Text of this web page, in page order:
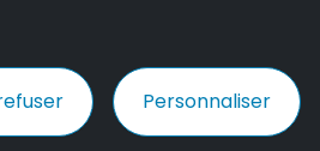
Personnaliser